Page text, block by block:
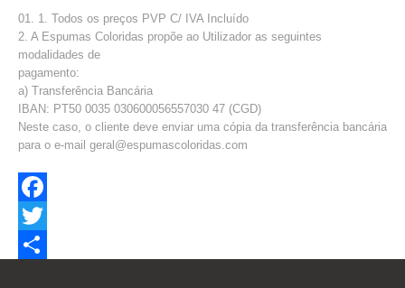
1. Todos os preços PVP C/ IVA Incluído
2. A Espumas Coloridas propõe ao Utilizador as seguintes
modalidades de
pagamento:
a) Transferência Bancária
IBAN: PT50 0035 030600056557030 47 (CGD)
Neste caso, o cliente deve enviar uma cópia da transferência bancária
para o e-mail geral@espumascoloridas.com
Facebook
Twitter